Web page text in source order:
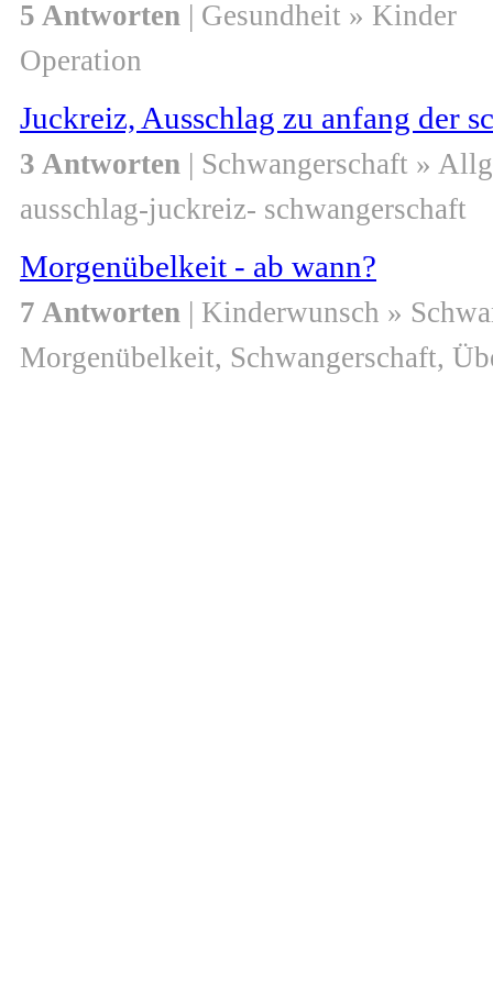
5 Antworten | Gesundheit » Kinder
Operation
Juckreiz, Ausschlag zu anfang der
3 Antworten | Schwangerschaft »
ausschlag-juckreiz- schwangerschaft
Morgenübelkeit - ab wann?
7 Antworten | Kinderwunsch »
Morgenübelkeit, Schwangerschaft,